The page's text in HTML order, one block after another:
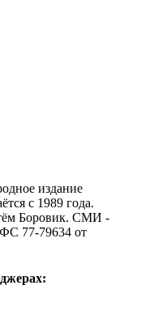
издание
с 1989 года.
Боровик. CМИ -
77-79634 от